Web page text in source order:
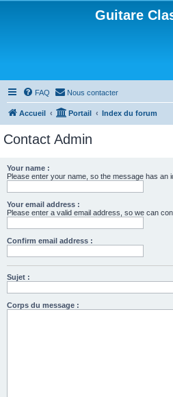
Guitare
FAQ Nous contacter
Accueil Portail Index du forum
Contact Admin
Your name :
Please enter your name, so the message has an
Your email address :
Please enter a valid email address, so we can
Confirm email address :
Sujet :
Corps du message :